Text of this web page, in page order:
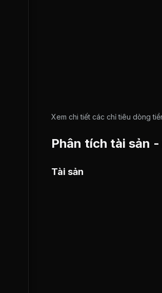
Xem chi tiết các chỉ tiêu dòng
Phân tích tài sản
Tài sản